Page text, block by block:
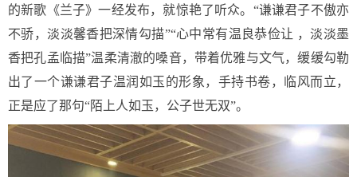
的新歌《兰子》一经发布，就惊艳了听众。“谦谦君子不傲亦
不骄，淡淡馨香把深情勾描”“心中常有温良恭俭让 ，淡淡墨
香把孔孟临描”温柔清澈的嗓音，带着优雅与文气，缓缓勾勒
出了一个谦谦君子温润如玉的形象，手持书卷，临风而立，
正是应了那句“陌上人如玉，公子世无双”。